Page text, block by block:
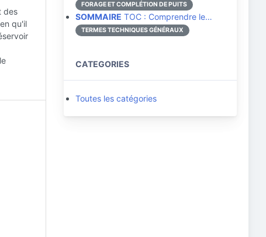
des
qu'il
FORAGE ET COMPLÉTION DE PUITS
SOMMAIRE TOC : Comprendre le…
TERMES TECHNIQUES GÉNÉRAUX
CATEGORIES
Toutes les catégories